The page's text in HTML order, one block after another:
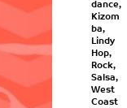
dance,
Kizom
ba,
Lindy
Hop,
Rock,
Salsa,
West
Coast